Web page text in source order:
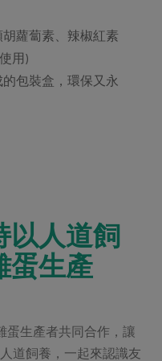
蘿蔔素、辣椒紅素
用)
包裝盒，環保又永
以人道飼
蛋生產
蛋生產者共同合作，讓
道飼養，一起來認識友